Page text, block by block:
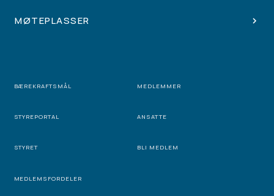
MØTEPLASSER
BÆREKRAFTSMÅL MEDLEMMER
STYREPORTAL ANSATTE
STYRET BLI MEDLEM
MEDLEMSFORDELER